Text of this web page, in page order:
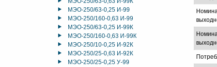
МЭО-250/63-0,25 И-99
МЭО-250/160-0,63 И-99
МЭО-250/63-0,25 И-99К
МЭО-250/160-0,63 И-99К
МЭО-250/10-0,25 И-92К
МЭО-250/25-0,63 И-92К
МЭО-250/25-0,25 У-99